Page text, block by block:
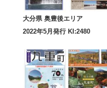
大分県 奥豊後エリア
2022年5月発行 KI:2480